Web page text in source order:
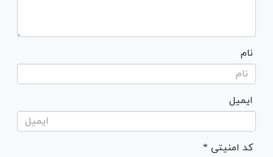
نام
ایمیل
* کد امنیتی